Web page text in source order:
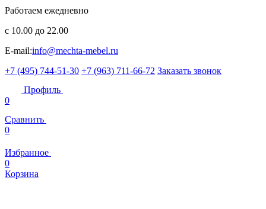
Работаем ежедневно
с 10.00 до 22.00
E-mail:info@mechta-mebel.ru
+7 (495) 744-51-30 +7 (963) 711-66-72 Заказать звонок
Профиль
0
Сравнить
0
Избранное
0
Корзина